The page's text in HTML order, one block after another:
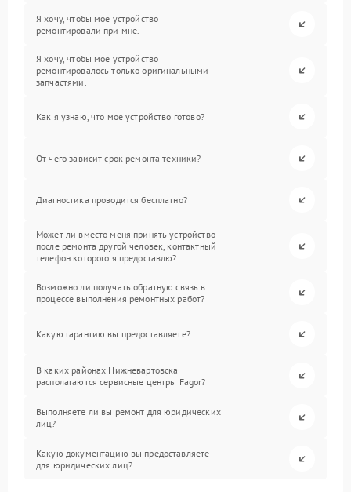
Я хочу, чтобы мое устройство
ремонтировали при мне.
Я хочу, чтобы мое устройство
ремонтировалось только оригинальными
запчастями.
Как я узнаю, что мое устройство готово?
От чего зависит срок ремонта техники?
Диагностика проводится бесплатно?
Может ли вместо меня принять устройство
после ремонта другой человек, контактный
телефон которого я предоставлю?
Возможно ли получать обратную связь в
процессе выполнения ремонтных работ?
Какую гарантию вы предоставляете?
В каких районах Нижневартовска
располагаются сервисные центры Fagor?
Выполняете ли вы ремонт для юридических
лиц?
Какую документацию вы предоставляете
для юридических лиц?